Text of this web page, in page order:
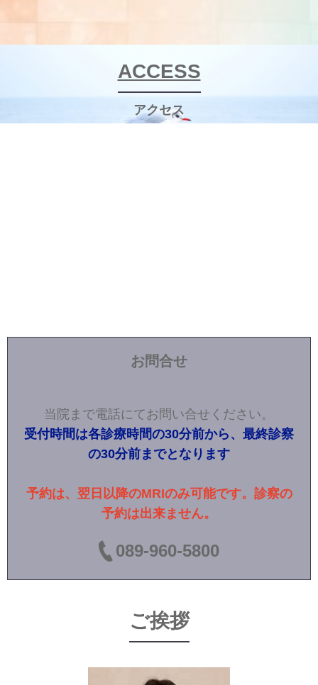
ACCESS
アクセス
お問合せ
当院まで電話にてお問い合せください。
受付時間は各診療時間の30分前から、最終診察
の30分前までとなります
予約は、翌日以降のMRIのみ可能です。診察の
予約は出来ません。
089-960-5800
ご挨拶